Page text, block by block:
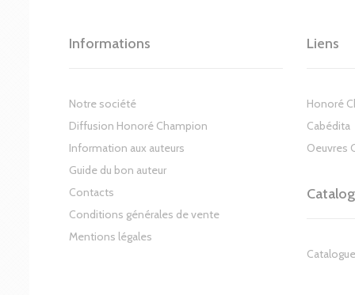
Informations
Notre société
Diffusion Honoré Champion
Information aux auteurs
Guide du bon auteur
Contacts
Conditions générales de vente
Mentions légales
Liens
Honoré
Cabédita
Oeuvres